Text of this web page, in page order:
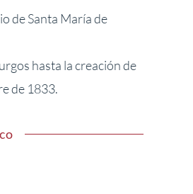
de Santa María de
hasta la creación de
de 1833.